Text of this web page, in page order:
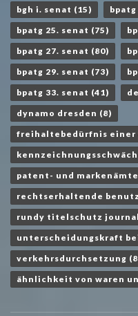
bgh i. senat (15) bpatg
bpatg 25. senat (75)
bpatg 27. senat (80)
bpatg 29. senat (73)
bpatg 33. senat (41)
dynamo dresden (8)
freihaltebedürfnis einer
patent- und
rechtserhaltende
rundy titelschutz journal
unterscheidungskraft
verkehrsdurchsetzung
ähnlichkeit von waren